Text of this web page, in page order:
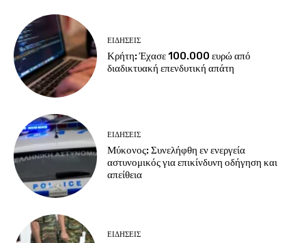
ΕΙΔΗΣΕΙΣ
Κρήτη: Έχασε 100.000 ευρώ από
διαδικτυακή επενδυτική απάτη
ΕΙΔΗΣΕΙΣ
Μύκονος: Συνελήφθη εν ενεργεία
αστυνομικός για επικίνδυνη οδήγηση και
απείθεια
ΕΙΔΗΣΕΙΣ